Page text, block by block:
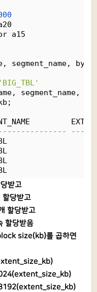
a15
segment_name,
'BIG_TBL'
segment_name,
받고
당받고
할당받고
할당받음
size(kb)를 곱하면